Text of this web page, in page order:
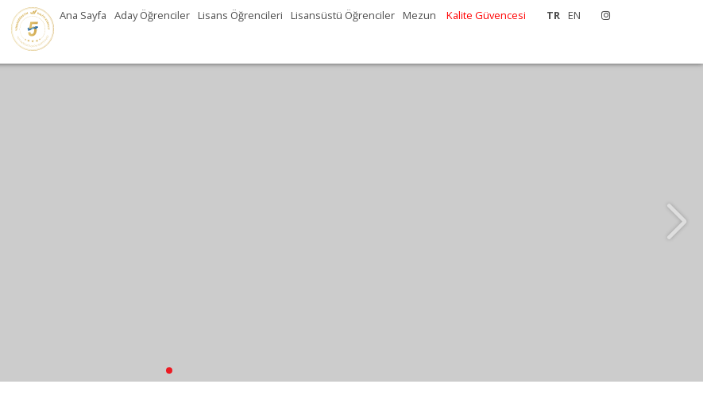
TR EN
Ana Sayfa Aday Öğrenciler Lisans Öğrencileri Lisansüstü Öğrenciler Mezun Kalite Güvencesi